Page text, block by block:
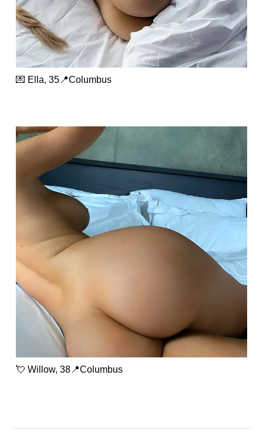
💌 Ella, 35📍Columbus
💘 Willow, 38📍Columbus